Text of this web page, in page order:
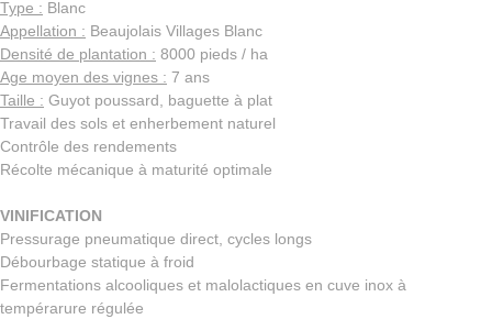
Type : Blanc
Appellation : Beaujolais Villages Blanc
Densité de plantation : 8000 pieds / ha
Age moyen des vignes : 7 ans
Taille : Guyot poussard, baguette à plat
Travail des sols et enherbement naturel
Contrôle des rendements
Récolte mécanique à maturité optimale
VINIFICATION
Pressurage pneumatique direct, cycles longs
Débourbage statique à froid
Fermentations alcooliques et malolactiques en cuve inox à
tempérarure régulée